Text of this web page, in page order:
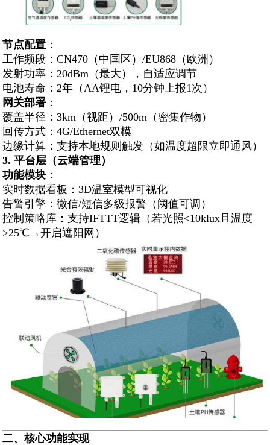
节点配置 ‌：
工作频段：CN470（中国区）/EU868（欧洲）
发射功率：20dBm（最大），自适应调节
电池寿命：2年（AA锂电，10分钟上报1次）
网关部署 ‌：
覆盖半径：3km（视距）/500m（密集作物）
回传方式：4G/Ethernet双模
边缘计算：支持本地规则触发（如温度超限立即通风）
3. ‌平台层 ‌（云端管理）
功能模块 ‌：
实时数据看板：3D温室模型可视化
告警引擎：微信/短信多级报警（阈值可调）
控制策略库：支持IFTTT逻辑（若光照<10klux且温度
>25℃→开启遮阳网）
二、核心功能实现